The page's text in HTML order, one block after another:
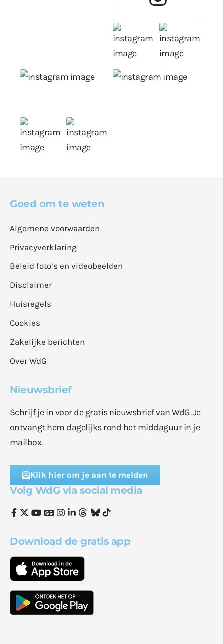
Goed om te weten
Algemene voorwaarden
Privacyverklaring
Beleid foto’s en videobeelden
Disclaimer
Huisregels
Cookies
Zakelijke berichten
Over WdG
Nieuwsbrief
Schrijf je in voor de gratis nieuwsbrief van WdG. Je
ontvangt hem dagelijks rond het middaguur in je
mailbox.
Klik hier om je aan te melden
Volg WdG via social media
Download de gratis app